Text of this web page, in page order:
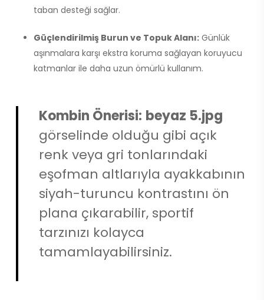
taban desteği sağlar.
Güçlendirilmiş Burun ve Topuk Alanı:Günlük
aşınmalara karşı ekstra koruma sağlayan koruyucu
katmanlar ile daha uzun ömürlü kullanım.
Kombin Önerisi: beyaz 5.jpg
görselinde olduğu gibi açık
renk veya gri tonlarındaki
eşofman altlarıyla ayakkabının
siyah-turuncu kontrastını ön
plana çıkarabilir, sportif
tarzınızı kolayca
tamamlayabilirsiniz.